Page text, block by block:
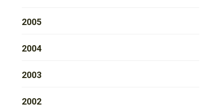
2005
2004
2003
2002